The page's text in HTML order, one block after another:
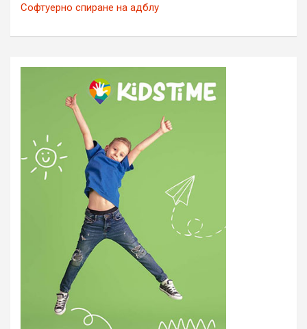
Софтуерно спиране на адблу